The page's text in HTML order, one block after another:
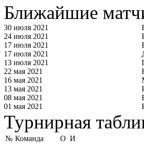
Ближайшие
30 июля 2021
24 июля 2021
17 июля 2021
17 июля 2021
13 июля 2021
22 мая 2021
16 мая 2021
13 мая 2021
08 мая 2021
01 мая 2021
Турнирная
№ Команда О И